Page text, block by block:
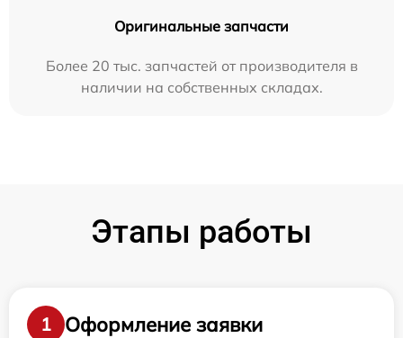
Оригинальные запчасти
Более 20 тыс. запчастей от производителя в
наличии на собственных складах.
Этапы работы
1
Оформление заявки